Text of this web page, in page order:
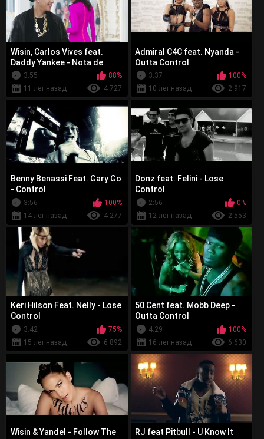
Wisin, Carlos Vives feat.
Daddy Yankee - Nota de
Amor3:55
88%
11 лет назад
4 727
Admiral C4C feat. Nyanda -
Outta Control
3:37
100%
10 лет назад
2 917
Benny Benassi Feat. Gary Go
- Control
3:56
100%
14 лет назад
4 277
Donz feat. Felini - Lose
Control
2:56
0%
12 лет назад
2 553
Keri Hilson Feat. Nelly - Lose
Control
3:42
75%
15 лет назад
6 892
50 Cent feat. Mobb Deep -
Outta Control
4:29
100%
16 лет назад
6 630
Wisin & Yandel - Follow The
RJ feat Pitbull - U Know It